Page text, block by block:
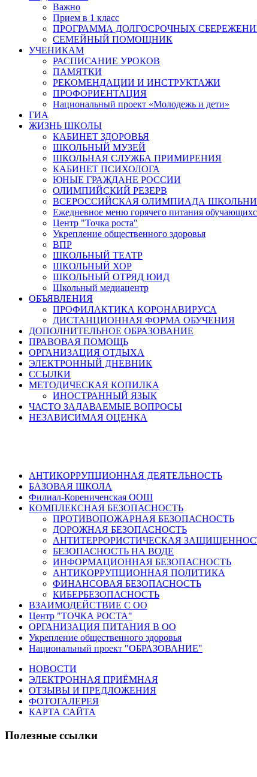
Важно
Прием в 1 класс
ПРОГРАММА ДОЛГОСРОЧНЫХ
СЕМЕЙНЫЙ ПОМОЩНИК
УЧЕНИКАМ
РАСПИСАНИЕ УРОКОВ
ПАМЯТКИ
РЕКОМЕНДАЦИИ И ИНСТРУКТАЖИ
ПРОФОРИЕНТАЦИЯ
Национальный проект «Молодежь и дети»
ГИА
ЖИЗНЬ ШКОЛЫ
КАБИНЕТ ЗДОРОВЬЯ
ШКОЛЬНЫЙ МУЗЕЙ
ШКОЛЬНАЯ СЛУЖБА ПРИМИРЕНИЯ
КАБИНЕТ ПСИХОЛОГА
ЮНЫЕ ГРАЖДАНЕ РОССИИ
ОЛИМПИЙСКИЙ РЕЗЕРВ
ВСЕРОССИЙСКАЯ ОЛИМПИАДА
Ежедневное меню горячего питания
Центр "Точка роста"
Укрепление общественного здоровья
ВПР
ШКОЛЬНЫЙ ТЕАТР
ШКОЛЬНЫЙ ХОР
ШКОЛЬНЫЙ ОТРЯД ЮИД
Школьный медиацентр
ОБЪЯВЛЕНИЯ
ПРОФИЛАКТИКА КОРОНАВИРУСА
ДИСТАНЦИОННАЯ ФОРМА ОБУЧЕНИЯ
ДОПОЛНИТЕЛЬНОЕ ОБРАЗОВАНИЕ
ПРАВОВАЯ ПОМОЩЬ
ОРГАНИЗАЦИЯ ОТДЫХА
ЭЛЕКТРОННЫЙ ДНЕВНИК
ССЫЛКИ
МЕТОДИЧЕСКАЯ КОПИЛКА
ИНОСТРАННЫЙ ЯЗЫК
ЧАСТО ЗАДАВАЕМЫЕ ВОПРОСЫ
НЕЗАВИСИМАЯ ОЦЕНКА
АНТИКОРРУПЦИОННАЯ ДЕЯТЕЛЬНОСТЬ
БАЗОВАЯ ШКОЛА
Филиал-Корениченская ООШ
КОМПЛЕКСНАЯ БЕЗОПАСНОСТЬ
ПРОТИВОПОЖАРНАЯ БЕЗОПАСНОСТЬ
ДОРОЖНАЯ БЕЗОПАСНОСТЬ
АНТИТЕРРОРИСТИЧЕСКАЯ
БЕЗОПАСНОСТЬ НА ВОДЕ
ИНФОРМАЦИОННАЯ БЕЗОПАСНОСТЬ
АНТИКОРРУПЦИОННАЯ ПОЛИТИКА
ФИНАНСОВАЯ БЕЗОПАСНОСТЬ
КИБЕРБЕЗОПАСНОСТЬ
ВЗАИМОДЕЙСТВИЕ С ОО
Центр "ТОЧКА РОСТА"
ОРГАНИЗАЦИЯ ПИТАНИЯ В ОО
Укрепление общественного здоровья
Национальный проект "ОБРАЗОВАНИЕ"
НОВОСТИ
ЭЛЕКТРОННАЯ ПРИЁМНАЯ
ОТЗЫВЫ И ПРЕДЛОЖЕНИЯ
ФОТОГАЛЕРЕЯ
КАРТА САЙТА
Полезные ссылки